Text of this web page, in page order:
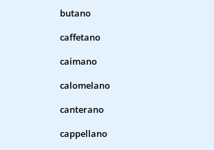
butano
caffetano
caimano
calomelano
canterano
cappellano